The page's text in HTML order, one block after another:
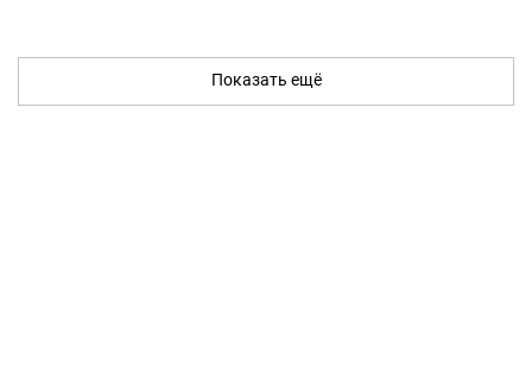
Показать ещё